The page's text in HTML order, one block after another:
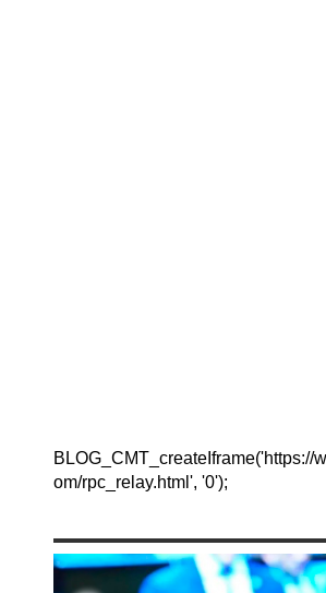
BLOG_CMT_createIframe('https://
om/rpc_relay.html', '0');